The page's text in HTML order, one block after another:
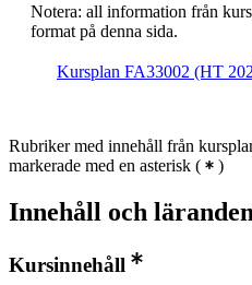
Notera: all information från
format på denna sida.
Kursplan FA33002 (HT
Rubriker med innehåll från
markerade med en asterisk ( )
Innehåll och
Kursinnehåll